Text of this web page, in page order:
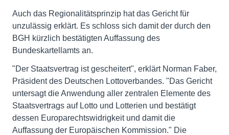
Auch das Regionalitätsprinzip hat das Gericht für
unzulässig erklärt. Es schloss sich damit der durch den
BGH kürzlich bestätigten Auffassung des
Bundeskartellamts an.
"Der Staatsvertrag ist gescheitert", erklärt Norman Faber,
Präsident des Deutschen Lottoverbandes. "Das Gericht
untersagt die Anwendung aller zentralen Elemente des
Staatsvertrags auf Lotto und Lotterien und bestätigt
dessen Europarechtswidrigkeit und damit die
Auffassung der Europäischen Kommission." Die